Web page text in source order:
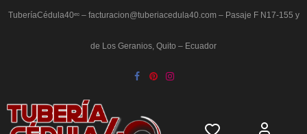
TuberíaCédula40ᵉᶜ – facturacion@tuberiacedula40.com – Pasaje F N17-155 y
de Los Geranios, Quito – Ecuador